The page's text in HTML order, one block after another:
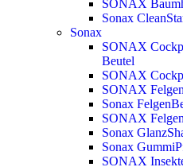
SONAX
Sonax
Sonax
SONAX
Beutel
SONAX
SONAX
Sonax
SONAX
Sonax
Sonax
SONAX